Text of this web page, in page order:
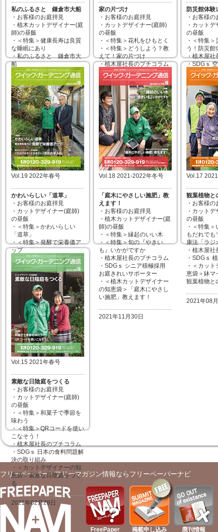
私のふるさと 鎌倉市大船
・お客様のお庭拝見
・植木カットデザイナー(庭
師)の昼飯
・＜特集＞健康長寿は良質
な睡眠にあり
・私のふるさと 鎌倉市大
船
・植木屋社長のプチコラム
・会社設立20周年のお知ら
せ
・日本地域情報コンテンツ
大賞 優秀賞受賞報告
・＜カットデザイナーの知
恵袋＞解説します！花木の
剪定
2023年02月28日
家の片づけ
・お客様のお庭拝見
・カットデザイナー(庭師)
の昼飯
・＜特集＞花札をひもとく
・＜特集＞どうしよう？教
えて！家の片づけ
・植木屋社長のプチコラム
・SDGｓ 得意分野を生かし
て働く
・＜カットデザイナーの知
恵袋＞剪定道具の選び方・
使い方
2022年11月30日
防災館体験
・お客様
・カット
の昼飯
・＜特集
う！防災館
・植木屋社
・SDGｓ
地の活用
・＜カッ
恵袋＞庭木
き」
2022年08
Vol.19 2022年春号
かわいらしい「道草」
・お客様のお庭拝見
・カットデザイナー(庭師)
の昼飯
・＜特集＞かわいらしい
「道草」
・＜特集＞発酵で栄養価ア
ップ
・植木屋社長のプチコラム
・SDGｓ 使い捨てカイロを
土壌改良に
・＜カットデザイナーの知
恵袋＞これだけはやってお
きたい「芝のお手入れ」
2022年02月28日
Vol.18 2021-2022年冬号
「庭木にやさしい施肥」教
えます！
・お客様のお庭拝見
・植木カットデザイナー(庭
師)の昼飯
・＜特集＞縁起のいい木
・＜特集＞旬の『やきい
も』いかがですか
・植木屋社長のプチコラム
・SDGｓ シニア積極採用
お庭きれいサポーター
・＜植木カットデザイナー
の知恵袋＞「庭木にやさし
い施肥」教えます！
2021年11月30日
Vol.17
観葉植物と
・お客様
・カット
の昼飯
・＜特集
もだれでも
康法「ラジ
・植木屋
・SDGｓ
・＜カッ
恵袋＞鉢マ
観葉植物と
2021年08
Vol.15 2021年春号
素敵な日陰庭をつくる
・お客様のお庭拝見
・カットデザイナー(庭師)
の昼飯
・＜特集＞和菓子で季節を
味わう
・＜特集＞QRコードを使い
こなそう！
・植木屋社長のプチコラム
・SDGｓ 日本の食料問題解
決の取り組み
・＜カットデザイナーの知
恵袋＞素敵な日陰庭をつく
る
2021年02月28日
フリーペーパー・フリーマガジン情報ならフリーペーパーナビ
FreePaper
掲載申し込み 廃刊情報